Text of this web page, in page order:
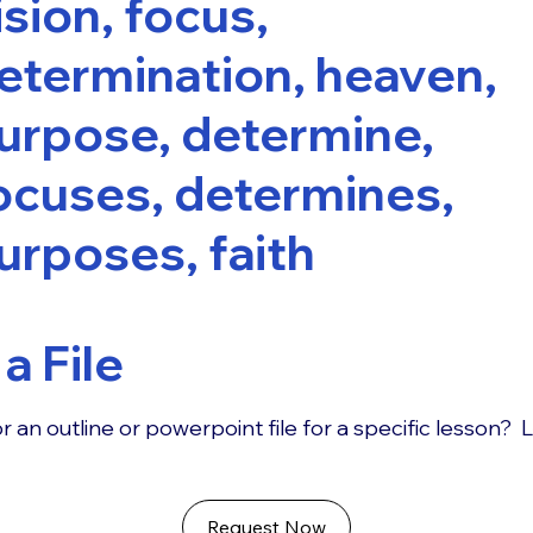
focus,
heaven,
determine,
determines,
faith
File
an outline or powerpoint file for a specific lesson?
Request Now